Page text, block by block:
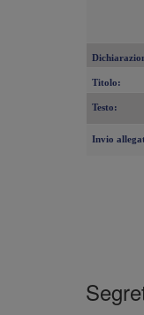
Titolo:
Testo:
Invio